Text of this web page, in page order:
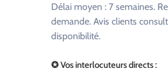
Délai moyen : 7 semaines.
demande. Avis clients
disponibilité.
✪ Vos interlocuteurs directs :